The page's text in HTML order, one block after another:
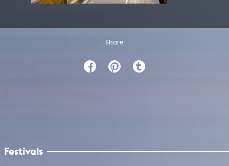
Share
Festivals